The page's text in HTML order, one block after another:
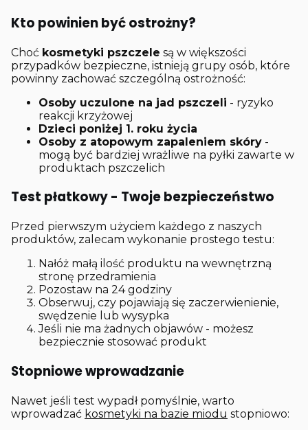
Kto powinien być ostrożny?
Choć kosmetyki pszczele są w większości
przypadków bezpieczne, istnieją grupy osób, które
powinny zachować szczególną ostrożność:
Osoby uczulone na jad pszczeli - ryzyko
reakcji krzyżowej
Dzieci poniżej 1. roku życia
Osoby z atopowym zapaleniem skóry -
mogą być bardziej wrażliwe na pyłki zawarte w
produktach pszczelich
Test płatkowy - Twoje bezpieczeństwo
Przed pierwszym użyciem każdego z naszych
produktów, zalecam wykonanie prostego testu:
Nałóż małą ilość produktu na wewnętrzną
stronę przedramienia
Pozostaw na 24 godziny
Obserwuj, czy pojawiają się zaczerwienienie,
swędzenie lub wysypka
Jeśli nie ma żadnych objawów - możesz
bezpiecznie stosować produkt
Stopniowe wprowadzanie
Nawet jeśli test wypadł pomyślnie, warto
wprowadzać kosmetyki na bazie miodu stopniowo: